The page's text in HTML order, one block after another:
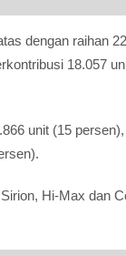
dengan raihan
18.057
unit (15
Hi-Max dan